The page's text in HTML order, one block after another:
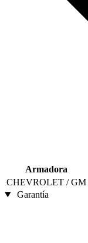
Armadora
CHEVROLET / GM
Garantía